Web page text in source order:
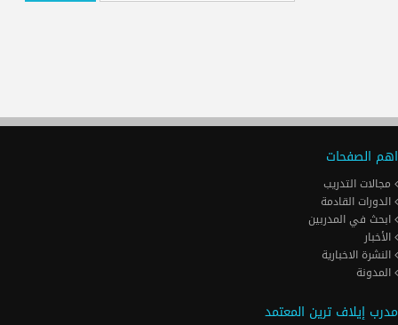
اهم الصفحات
مجالات التدريب
الدورات القادمة
ابحث في المدربين
الأخبار
النشرة الاخبارية
المدونة
مدرب إيلاف ترين المعتمد